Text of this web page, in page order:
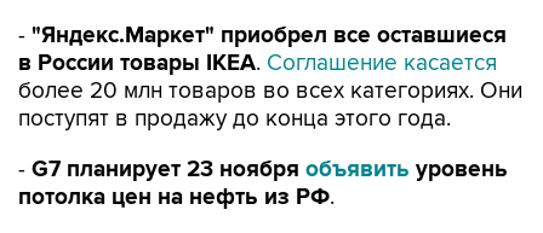
- "Яндекс.Маркет" приобрел все оставшиеся
в России товары IKEA. Соглашение касается
более 20 млн товаров во всех категориях. Они
поступят в продажу до конца этого года.
- G7 планирует 23 ноября объявить уровень
потолка цен на нефть из РФ.